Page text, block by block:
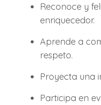
Reconoce y
enriquecedor.
Aprende a
respeto.
Proyecta una
Participa en